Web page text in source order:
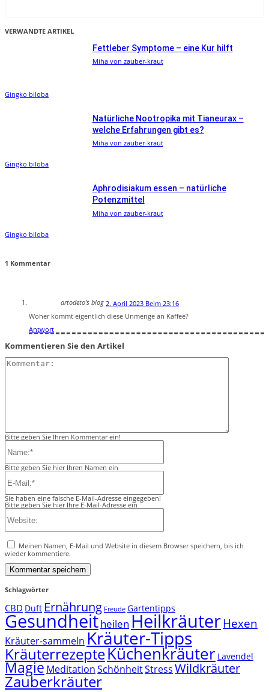
VERWANDTE ARTIKEL
Gingko biloba
Fettleber Symptome – eine Kur hilft
Miha von zauber-kraut
Gingko biloba
Natürliche Nootropika mit Tianeurax –
welche Erfahrungen gibt es?
Miha von zauber-kraut
Gingko biloba
Aphrodisiakum essen – natürliche
Potenzmittel
Miha von zauber-kraut
1 Kommentar
artodeto's blog 2. April 2023 Beim 23:16
Woher kommt eigentlich diese Unmenge an Kaffee?
Antwort
Kommentieren Sie den Artikel
Kommentar:
Bitte geben Sie Ihren Kommentar ein!
Name:*
Bitte geben Sie hier Ihren Namen ein
E-
Sie haben eine falsche E-Mail-Adresse eingegeben!
Bitte geben Sie hier Ihre E-Mail-Adresse ein
Website:
Meinen Namen, E-Mail und Website in diesem Browser speichern, bis ich
wieder kommentiere.
Schlagwörter
CBD Duft Ernährung Freude Gartentipps
GesundheitheilenHeilkräuterHexen
Kräuter-sammeln Kräuter-Tipps
KräuterrezepteKüchenkräuter Lavendel
MagieMeditationSchönheitStressWildkräuter
Zauberkräuter